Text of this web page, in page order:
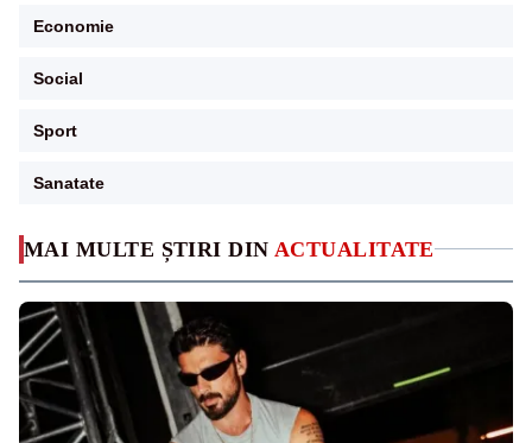
MAI MULTE ȘTIRI DIN ACTUALITATE
Economie
Social
Sport
Sanatate